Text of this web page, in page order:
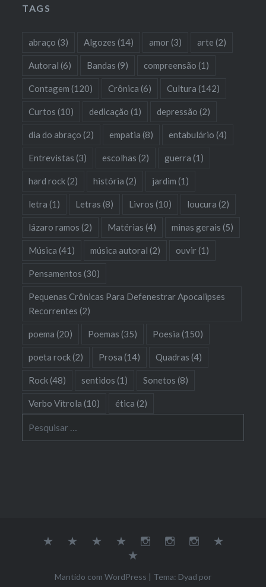
TAGS
abraço (3) Algozes (14) amor(3) arte (2)
Autoral (6) Bandas (9) compreensão (1)
Contagem (120) Crônica (6) Cultura (142)
Curtos (10) dedicação (1) depressão (2)
dia do abraço (2) empatia (8) entabulário (4)
Entrevistas (3) escolhas (2) guerra (1)
hard rock(2) história (2) jardim (1)
letra (1) Letras (8) Livros (10) loucura (2)
lázaro ramos (2) Matérias (4) minas gerais (5)
Música (41) música autoral (2) ouvir(1)
Pensamentos (30)
Pequenas Crônicas Para Defenestrar Apocalipses
Recorrentes (2)
poema (20) Poemas (35) Poesia (150)
poeta rock(2) Prosa (14) Quadras (4)
Rock(48) sentidos (1) Sonetos (8)
Verbo Vitrola (10) ética (2)
por:
Sobre Música Poesia Soundcloud
YoutubeInstagram
Dona
Mantido com WordPress | Tema: Dyad por